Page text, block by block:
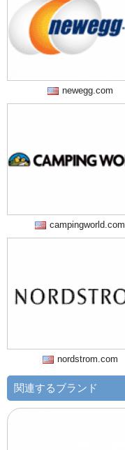
newegg.com
campingworld.com
nordstrom.com
関連するブランド